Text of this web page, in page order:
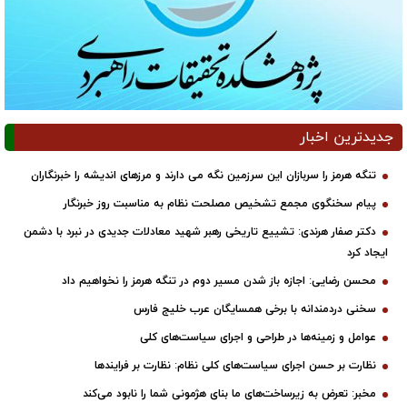
جدیدترین اخبار
تنگه هرمز را سربازان این سرزمین نگه می دارند و مرزهای اندیشه را خبرنگاران
پیام سخنگوی مجمع تشخیص مصلحت نظام به مناسبت روز خبرنگار
دکتر صفار هرندی: تشییع تاریخی رهبر شهید معادلات جدیدی در نبرد با دشمن
ایجاد کرد
محسن رضایی: اجازه باز شدن مسیر دوم در تنگه هرمز را نخواهیم داد
سخنی دردمندانه با برخی همسایگان عرب خلیج فارس
عوامل و زمینه‌ها در طراحی و اجرای سیاست‌های کلی
نظارت بر حسن اجرای سیاست‌های کلی نظام: نظارت بر فرایندها
مخبر: تعرض به زیرساخت‌های ما بنای هژمونی شما را نابود می‌کند